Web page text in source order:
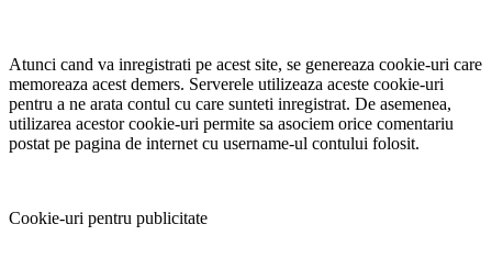
Atunci cand va inregistrati pe acest site, se genereaza cookie-uri care
memoreaza acest demers. Serverele utilizeaza aceste cookie-uri
pentru a ne arata contul cu care sunteti inregistrat. De asemenea,
utilizarea acestor cookie-uri permite sa asociem orice comentariu
postat pe pagina de internet cu username-ul contului folosit.
Cookie-uri pentru publicitate